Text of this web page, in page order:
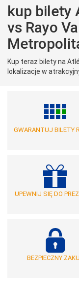
kup bilety
vs Rayo
Kup teraz bilety na
lokalizacje w
GWARANTUJ BILETY
UPEWNIJ SIĘ DO
BEZPIECZNY